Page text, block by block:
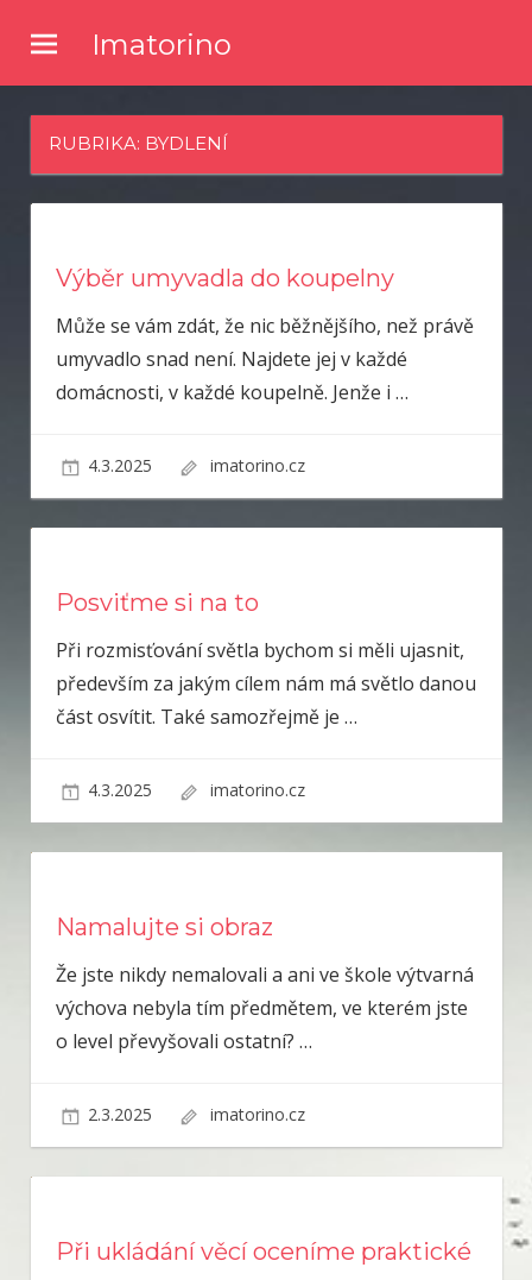
content
Imatorino
kvalitní články a něco se dozvědět? Pak zkuste číst náš online
magazín.
RUBRIKA: BYDLENÍ
Výběr umyvadla do koupelny
Může se vám zdát, že nic běžnějšího, než právě
umyvadlo snad není. Najdete jej v každé
domácnosti, v každé koupelně. Jenže i …
4.3.2025 imatorino.cz
Posviťme si na to
Při rozmisťování světla bychom si měli ujasnit,
především za jakým cílem nám má světlo danou
část osvítit. Také samozřejmě je …
4.3.2025 imatorino.cz
Namalujte si obraz
Že jste nikdy nemalovali a ani ve škole výtvarná
výchova nebyla tím předmětem, ve kterém jste
o level převyšovali ostatní? …
2.3.2025 imatorino.cz
Při ukládání věcí oceníme praktické